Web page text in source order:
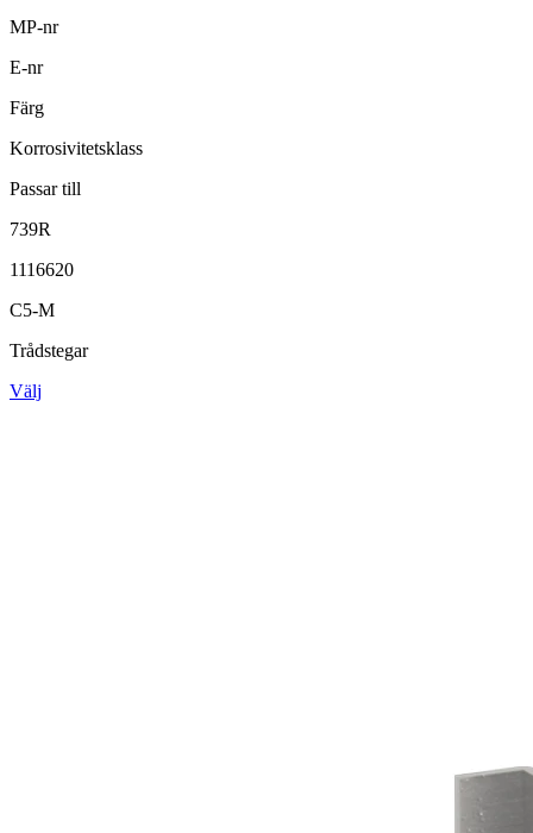
MP-nr
E-nr
Färg
Korrosivitetsklass
Passar till
739R
1116620
C5-M
Trådstegar
Välj